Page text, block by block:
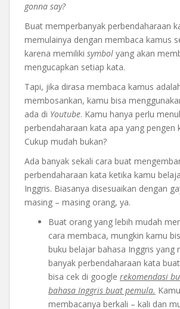
gonna say?
Buat memperbanyak perbendaharaan
memulainya dengan membaca kamus
karena memiliki symbol yang akan
mengucapkan setiap kata.
Tapi, jika dirasa membaca kamus
membosankan, kamu bisa
ada di Youtube. Kamu hanya perlu
perbendaharaan kata apa yang pengen
Cukup mudah bukan?
Ada banyak sekali cara buat
perbendaharaan kata ketika kamu
Inggris. Biasanya disesuaikan dengan
masing – masing orang, ya.
Buat orang yang lebih mudah
cara membaca, mungkin kamu
buku belajar bahasa Inggris yang
banyak perbendaharaan kata
bisa cek di google rekomendasi
bahasa Inggris buat pemula.
membacanya berkali – kali dan